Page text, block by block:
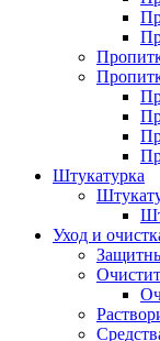
Штукатурка
Уход и